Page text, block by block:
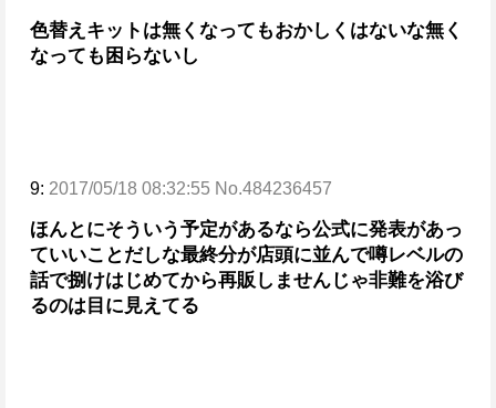
色替えキットは無くなってもおかしくはないな無く
なっても困らないし
9: 2017/05/18 08:32:55 No.484236457
ほんとにそういう予定があるなら公式に発表があっ
ていいことだしな最終分が店頭に並んで噂レベルの
話で捌けはじめてから再販しませんじゃ非難を浴び
るのは目に見えてる